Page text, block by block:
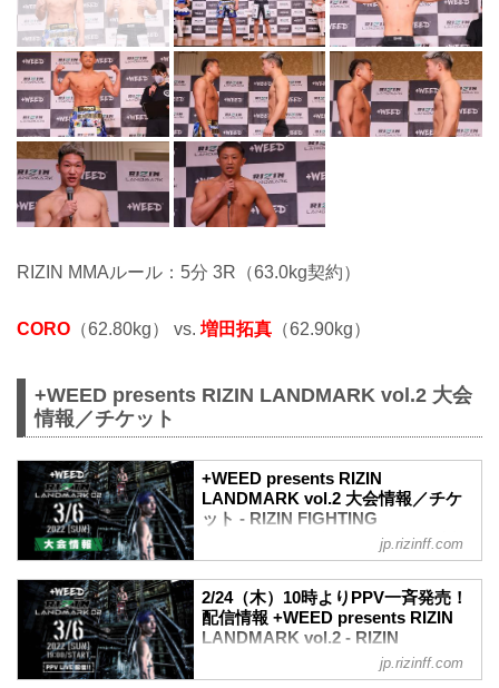
RIZIN MMAルール：5分 3R（63.0kg契約）
CORO （62.80kg） vs. 増田拓真 （62.90kg）
+WEED presents RIZIN LANDMARK vol.2 大会
情報／チケット
+WEED presents RIZIN
LANDMARK vol.2 大会情報／チケ
ット - RIZIN FIGHTING
FEDERATION オフィシャルサイト
+WEED presents RIZIN LANDMARK
vol.2 | 大会オープニング映像 (冒頭2分)
youtu.be
jp.rizinff.com
2/24（木）10時よりPPV一斉発売！
配信情報 +WEED presents RIZIN
LANDMARK vol.2 - RIZIN
FIGHTING FEDERATION オフィシ
ャルサイト
jp.rizinff.com